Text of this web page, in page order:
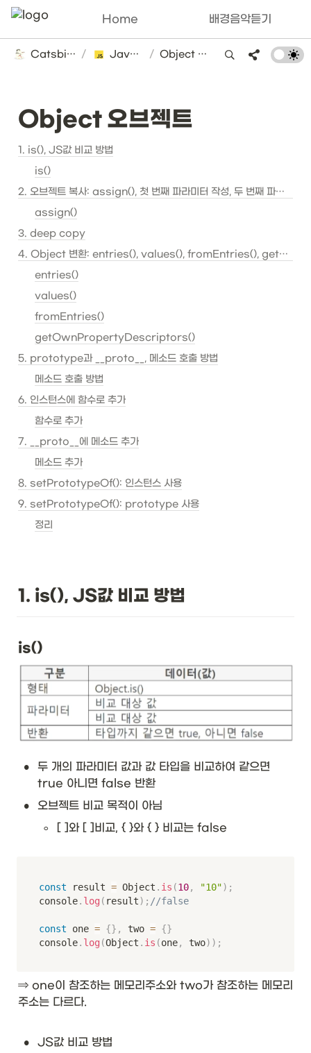
Home 배경음악듣기
Catsbi's DLog / Javascript / Object 오브젝트
Object 오브젝트
1. is(), JS값 비교 방법
is()
2. 오브젝트 복사: assign(), 첫 번째 파라미터 작성, 두 번째 파라미터 작성
assign()
3. deep copy
4. Object 변환: entries(), values(), fromEntries(), getOwnPropertyDescriptors()
entries()
values()
fromEntries()
getOwnPropertyDescriptors()
5. prototype과 __proto__, 메소드 호출 방법
메소드 호출 방법
6. 인스턴스에 함수로 추가
함수로 추가
7. __proto__에 메소드 추가
메소드 추가
8. setPrototypeOf(): 인스턴스 사용
9. setPrototypeOf(): prototype 사용
정리
1. is(), JS값 비교 방법
is()
•
두 개의 파라미터 값과 값 타입을 비교하여 같으면
true 아니면 false 반환
• 오브젝트 비교 목적이 아님
◦ [ ]와 [ ]비교, { }와 { } 비교는 false
const result = Object . is (10, "10") ;
console. log ( result) ; //false
const one = {} , two = {}
console. log (Object . is (one, two) ) ;
⇒ one이 참조하는 메모리주소와 two가 참조하는 메모리
주소는 다르다.
• JS값 비교 방법